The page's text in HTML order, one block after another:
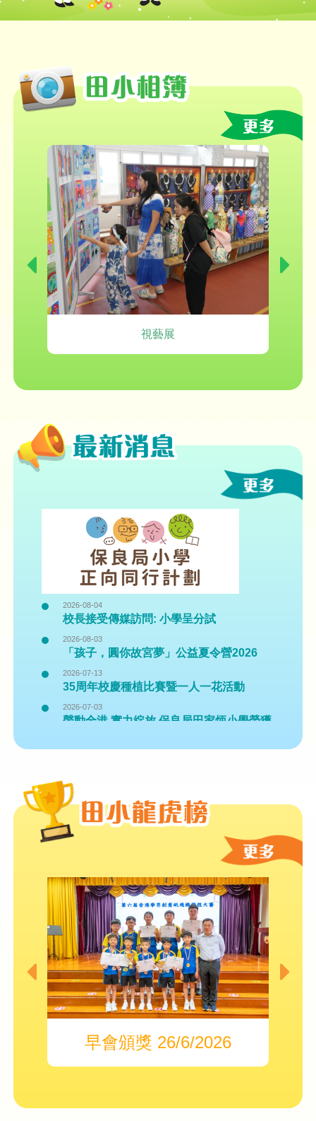
視藝展
2026-08-04
校長接受傳媒訪問: 小學呈分試
2026-08-03
「孩子，圓你故宮夢」公益夏令營2026
2026-07-13
35周年校慶種植比賽暨一人一花活動
2026-07-03
聲動全港 實力綻放 保良局田家炳小學榮獲
早會頒獎 26/6/2026